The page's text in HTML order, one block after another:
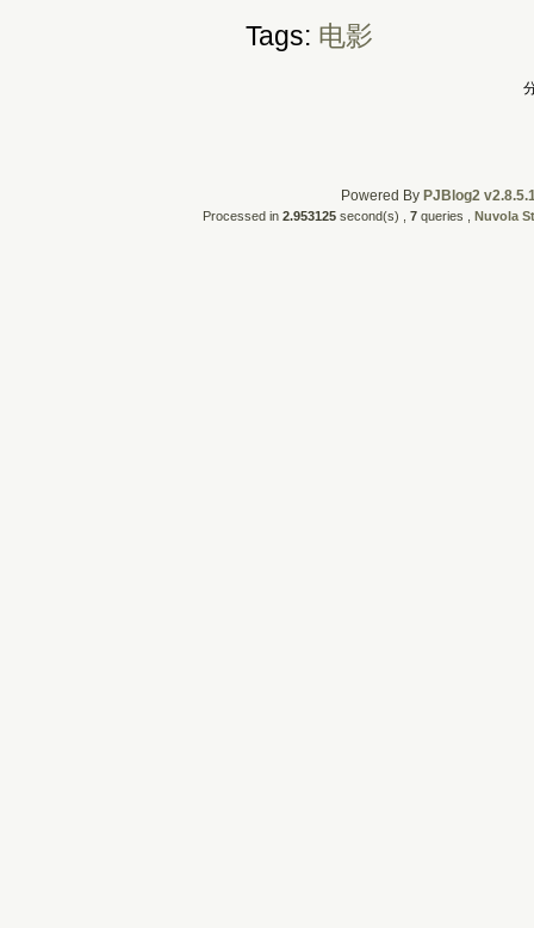
Tags: 电影
Powered By PJBlog2
Processed in 2.953125 second(s) , 7 queries , Nuvola